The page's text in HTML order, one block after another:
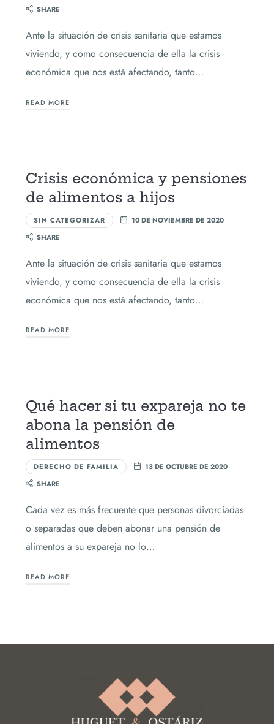
SHARE
Ante la situación de crisis sanitaria que estamos
viviendo, y como consecuencia de ella la crisis
económica que nos está afectando, tanto…
READ MORE
Crisis económica y pensiones
de alimentos a hijos
SIN CATEGORIZAR
10 DE NOVIEMBRE DE 2020
SHARE
Ante la situación de crisis sanitaria que estamos
viviendo, y como consecuencia de ella la crisis
económica que nos está afectando, tanto…
READ MORE
Qué hacer si tu expareja no te
abona la pensión de
alimentos
DERECHO DE FAMILIA
13 DE OCTUBRE DE 2020
SHARE
Cada vez es más frecuente que personas divorciadas
o separadas que deben abonar una pensión de
alimentos a su expareja no lo…
READ MORE